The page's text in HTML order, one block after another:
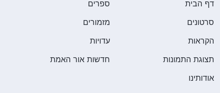
דף הבית
ספרים
סרטונים
מזמורים
הקראות
עדויות
תצוגת התמונות
חדשות אור האמת
אודותינו